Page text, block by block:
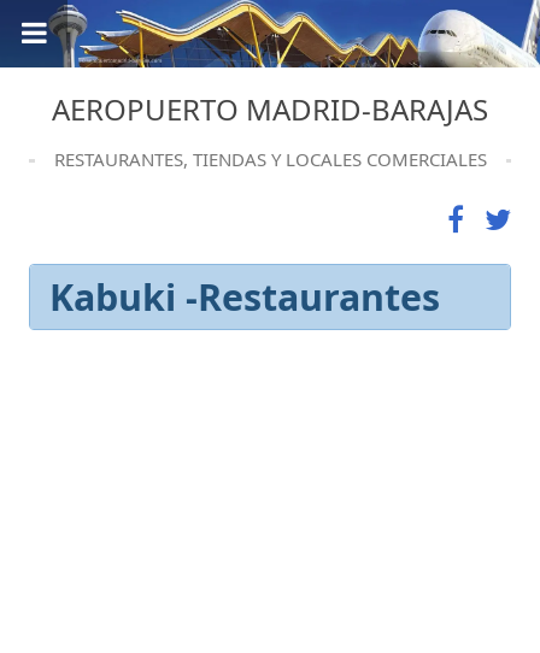
AEROPUERTO MADRID-BARAJAS
RESTAURANTES, TIENDAS Y LOCALES COMERCIALES
Kabuki -Restaurantes